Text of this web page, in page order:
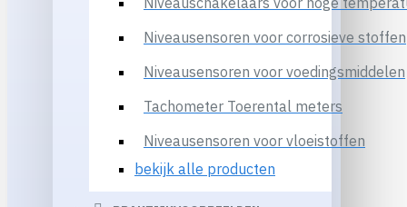
Niveausensoren voor corrosieve stoffen
Niveausensoren voor voedingsmiddelen
Tachometer Toerental meters
Niveausensoren voor vloeistoffen
bekijk alle producten